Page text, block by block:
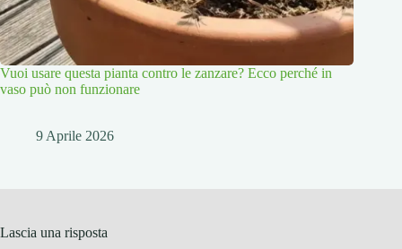
Vuoi usare questa pianta contro le zanzare? Ecco perché in
vaso può non funzionare
9 Aprile 2026
Lascia una risposta